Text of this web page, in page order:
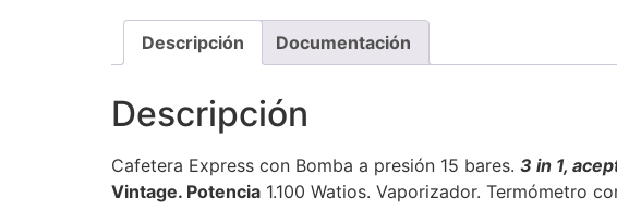
Descripción Documentación
Descripción
Cafetera Express con Bomba a presión 15 bares. 3 in 1,
Vintage. Potencia 1.100 Watios. Vaporizador. Termómetro